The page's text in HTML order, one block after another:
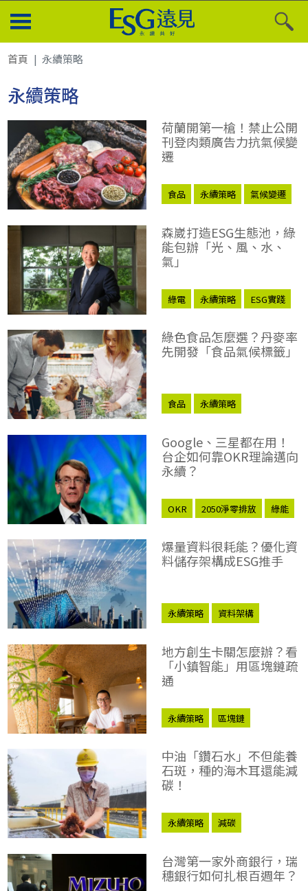
首頁 永續策略
永續策略
荷蘭開第一槍！禁止公開
刊登肉類廣告力抗氣候變
遷
食品 永續策略 氣候變遷
森崴打造ESG生態池，綠
能包辦「光、風、水、
氣」
綠電 永續策略 ESG實踐
綠色食品怎麼選？丹麥率
先開發「食品氣候標籤」
食品 永續策略
Google、三星都在用！
台企如何靠OKR理論邁向
永續？
OKR 2050淨零排放
綠能
爆量資料很耗能？優化資
料儲存架構成ESG推手
永續策略
資料架構
地方創生卡關怎麼辦？看
「小鎮智能」用區塊鏈疏
通
永續策略
區塊鏈
何培鈞
中油「鑽石水」不但能養
石斑，種的海木耳還能減
碳！
永續策略
減碳
台灣第一家外商銀行，瑞
穗銀行如何扎根百週年？